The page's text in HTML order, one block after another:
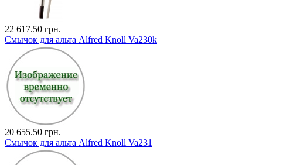
22 617.50 грн.
Смычок для альта Alfred Knoll Va230k
20 655.50 грн.
Смычок для альта Alfred Knoll Va231